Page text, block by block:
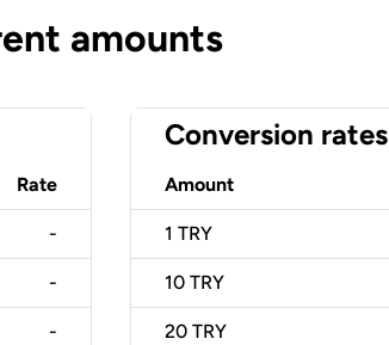
amounts
Rate
-
-
-
Conversion rates
Amount
1 TRY
10 TRY
20 TRY